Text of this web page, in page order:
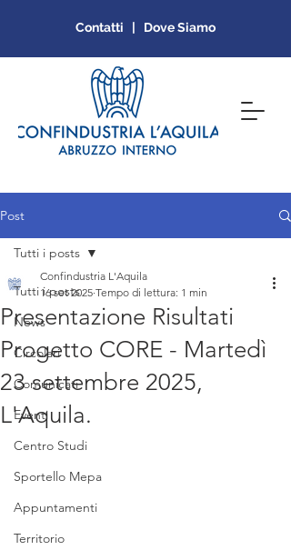
Contatti | Dove Siamo
Post
Tutti i posts
News
Circolari
Comunicati
Eventi
Centro Studi
Sportello Mepa
Appuntamenti
Territorio
Tutti i posts
Presentazione Risultati
Progetto CORE - Martedì
23 settembre 2025,
L'Aquila.
Confindustria L'Aquila
16 set 2025 Tempo di lettura: 1 min